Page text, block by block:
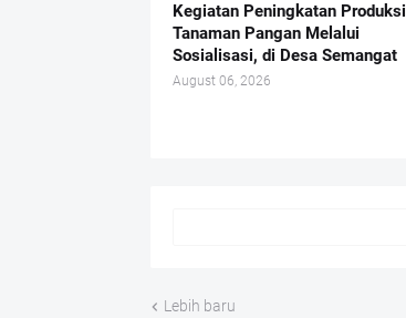
Kegiatan Peningkatan Produksi
Tanaman Pangan Melalui
Sosialisasi, di Desa Semangat
August 06, 2026
Lebih baru